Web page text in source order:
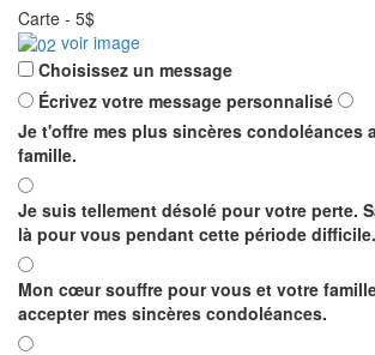
Carte - 5$
voir image
Choisissez un message
Écrivez votre message personnalisé
Je t'offre mes plus sincères condoléances
famille.
Je suis tellement désolé pour votre perte.
là pour vous pendant cette période difficile.
Mon cœur souffre pour vous et votre
accepter mes sincères condoléances.